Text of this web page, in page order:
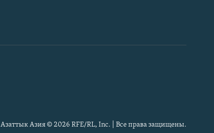
Азаттык Азия © 2026 RFE/RL, Inc. | Все права защищены.